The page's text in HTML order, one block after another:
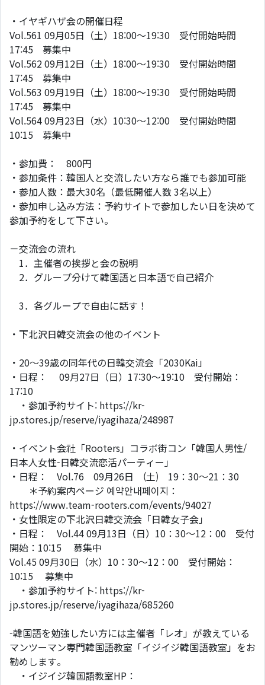
・イヤギハザ会の開催日程
Vol.561 09月05日（土）18:00～19:30 受付開始時間
17:45 募集中
Vol.562 09月12日（土）18:00～19:30 受付開始時間
17:45 募集中
Vol.563 09月19日（土）18:00～19:30 受付開始時間
17:45 募集中
Vol.564 09月23日（水）10:30～12:00 受付開始時間
10:15 募集中
・参加費： 800円
・参加条件：韓国人と交流したい方なら誰でも参加可能
・参加人数：最大30名（最低開催人数 3名以上）
・参加申し込み方法：予約サイトで参加したい日を決めて
参加予約をして下さい。
－交流会の流れ
1．主催者の挨拶と会の説明
2．グループ分けて韓国語と日本語で自己紹介
3．各グループで自由に話す！
・下北沢日韓交流会の他のイベント
・20～39歳の同年代の日韓交流会「2030Kai」
・日程： 09月27日（日）17:30～19:10 受付開始：
17:10
・参加予約サイト: https://kr-
jp.stores.jp/reserve/iyagihaza/248987
・イベント会社「Rooters」コラボ街コン「韓国人男性/
日本人女性-日韓交流恋活パーティー」
・日程： Vol.76 09月26日 (土) 19：30～21：30
＊予約案内ページ 예약안내페이지：
https://www.team-rooters.com/events/94027
・女性限定の下北沢日韓交流会「日韓女子会」
・日程： Vol.44 09月13日（日）10：30～12：00 受付
開始：10:15 募集中
Vol.45 09月30日（水）10：30～12：00 受付開始：
10:15 募集中
・参加予約サイト: https://kr-
jp.stores.jp/reserve/iyagihaza/685260
-韓国語を勉強したい方には主催者「レオ」が教えている
マンツーマン専門韓国語教室「イジイジ韓国語教室」をお
勧めします。
・イジイジ韓国語教室HP：